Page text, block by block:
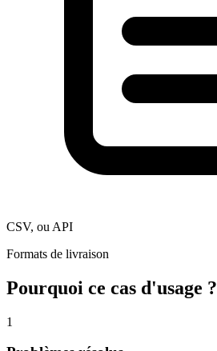
CSV, ou API
Formats de livraison
Pourquoi ce cas d'usage ?
1